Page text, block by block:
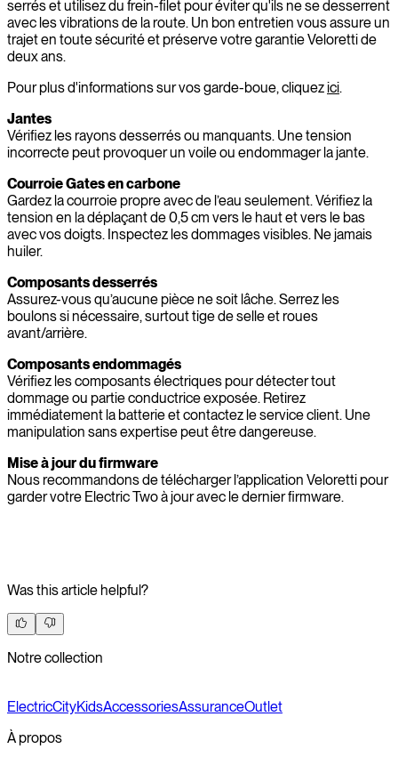
serrés et utilisez du frein-filet pour éviter qu'ils ne se desserrent
avec les vibrations de la route. Un bon entretien vous assure un
trajet en toute sécurité et préserve votre garantie Veloretti de
deux ans.
Pour plus d'informations sur vos garde-boue, cliquezici.
Jantes
Vérifiez les rayons desserrés ou manquants. Une tension
incorrecte peut provoquer un voile ou endommager la jante.
Courroie Gates en carbone
Gardez la courroie propre avec de l’eau seulement. Vérifiez la
tension en la déplaçant de 0,5 cm vers le haut et vers le bas
avec vos doigts. Inspectez les dommages visibles. Ne jamais
huiler.
Composants desserrés
Assurez-vous qu’aucune pièce ne soit lâche. Serrez les
boulons si nécessaire, surtout tige de selle et roues
avant/arrière.
Composants endommagés
Vérifiez les composants électriques pour détecter tout
dommage ou partie conductrice exposée. Retirez
immédiatement la batterie et contactez le service client. Une
manipulation sans expertise peut être dangereuse.
Mise à jour du firmware
Nous recommandons de télécharger l’application Veloretti pour
garder votre Electric Two à jour avec le dernier firmware.
Was this article helpful?
Notre collection
ElectricCityKidsAccessoriesAssuranceOutlet
À propos